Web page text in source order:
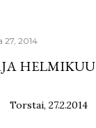
27, 2014
HELMIKUU
Torstai, 27.2.2014